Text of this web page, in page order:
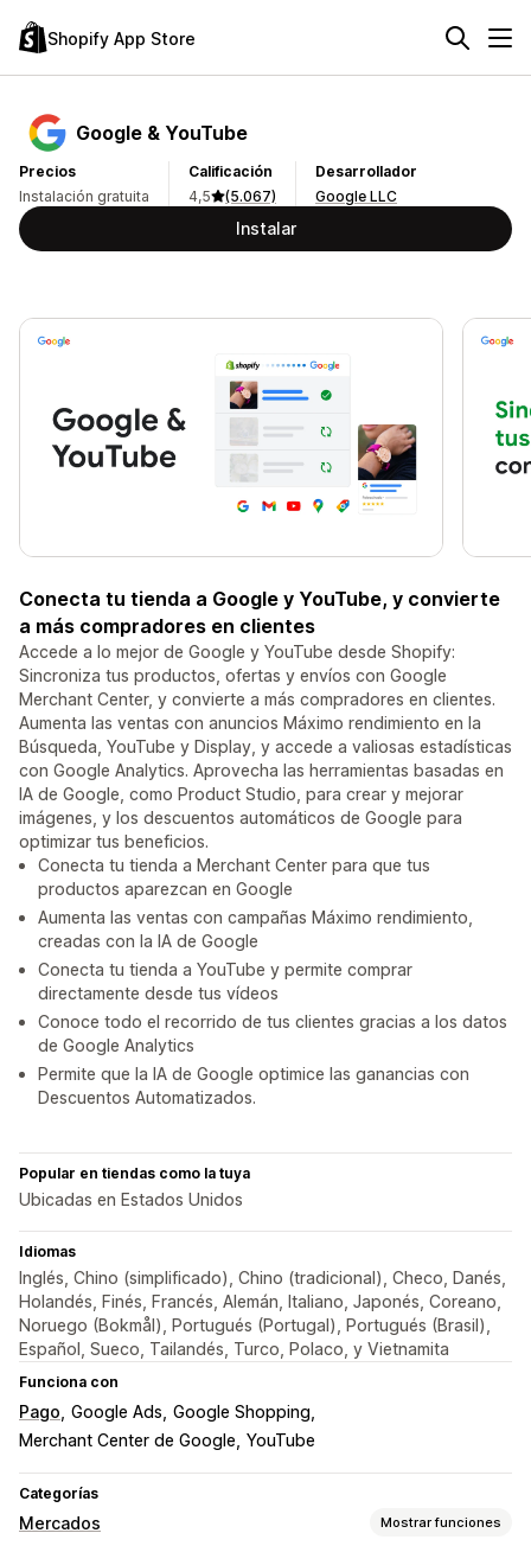
Shopify App Store
Google & YouTube
Precios
Instalación gratuita
Calificación
4,5
(5.067)
Desarrollador
Google LLC
Instalar
Conecta tu tienda a Google y YouTube, y convierte
a más compradores en clientes
Accede a lo mejor de Google y YouTube desde Shopify:
Sincroniza tus productos, ofertas y envíos con Google
Merchant Center, y convierte a más compradores en clientes.
Aumenta las ventas con anuncios Máximo rendimiento en la
Búsqueda, YouTube y Display, y accede a valiosas estadísticas
con Google Analytics. Aprovecha las herramientas basadas en
IA de Google, como Product Studio, para crear y mejorar
imágenes, y los descuentos automáticos de Google para
optimizar tus beneficios.
Conecta tu tienda a Merchant Center para que tus
productos aparezcan en Google
Aumenta las ventas con campañas Máximo rendimiento,
creadas con la IA de Google
Conecta tu tienda a YouTube y permite comprar
directamente desde tus vídeos
Conoce todo el recorrido de tus clientes gracias a los datos
de Google Analytics
Permite que la IA de Google optimice las ganancias con
Descuentos Automatizados.
Popular en tiendas como la tuya
Ubicadas en Estados Unidos
Idiomas
Inglés, Chino (simplificado), Chino (tradicional), Checo, Danés,
Holandés, Finés, Francés, Alemán, Italiano, Japonés, Coreano,
Noruego (Bokmål), Portugués (Portugal), Portugués (Brasil),
Español, Sueco, Tailandés, Turco, Polaco, y Vietnamita
Funciona con
Pago Google Ads Google Shopping
Merchant Center de Google YouTube
Categorías
Mercados Mostrar funciones